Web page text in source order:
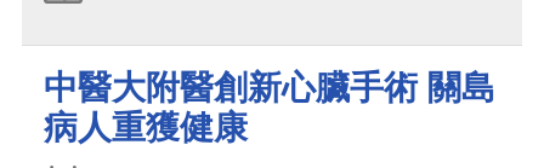
中醫大附醫創新心臟手術 關島
病人重獲健康